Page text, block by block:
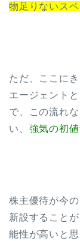
物足りないスペ
ただ、ここに
エージェント
で、この流れ
い、 強気の初
株主優待が今
新設すること
能性が高いと